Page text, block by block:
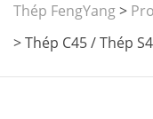
Thép FengYang>
>Thép C45 / Thép